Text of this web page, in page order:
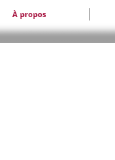
À propos